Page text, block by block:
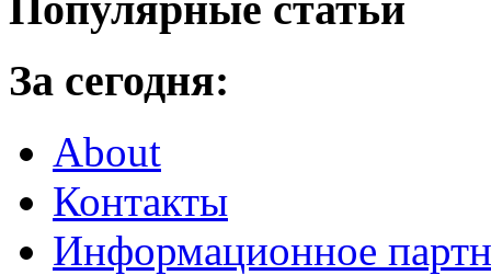
За сегодня:
About
Контакты
Информационное